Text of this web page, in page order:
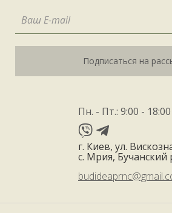
Подписаться на
Пн. - Пт.: 9:00 - 18:00
г. Киев, ул.
с. Мрия, Бучанский